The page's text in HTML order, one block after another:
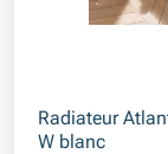
Radiateur
W blanc